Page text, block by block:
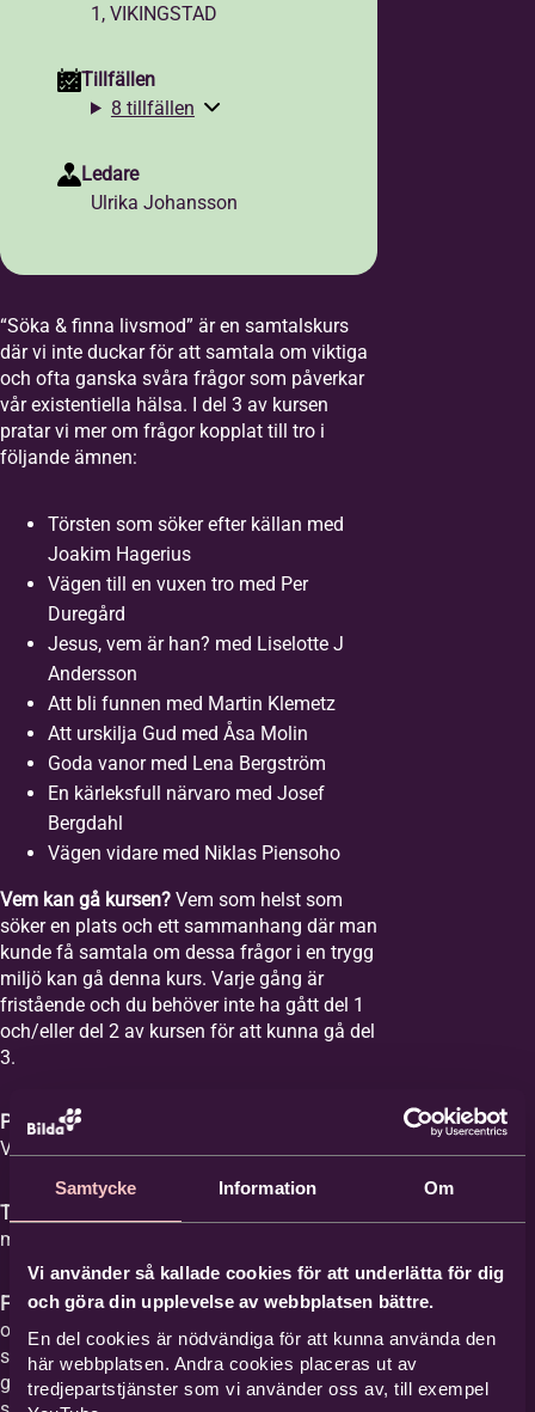
Samtycke Information Om
Vi använder så kallade cookies för att underlätta för dig
och göra din upplevelse av webbplatsen bättre.
En del cookies är nödvändiga för att kunna använda den
här webbplatsen. Andra cookies placeras ut av
tredjepartstjänster som vi använder oss av, till exempel
1, VIKINGSTAD
Tillfällen
8 tillfällen
Ledare
Ulrika Johansson
“Söka & finna livsmod” är en samtalskurs
där vi inte duckar för att samtala om viktiga
och ofta ganska svåra frågor som påverkar
vår existentiella hälsa. I del 3 av kursen
pratar vi mer om frågor kopplat till tro i
följande ämnen:
Törsten som söker efter källan med
Joakim Hagerius
Vägen till en vuxen tro med Per
Duregård
Jesus, vem är han? med Liselotte J
Andersson
Att bli funnen med Martin Klemetz
Att urskilja Gud med Åsa Molin
Goda vanor med Lena Bergström
En kärleksfull närvaro med Josef
Bergdahl
Vägen vidare med Niklas Piensoho
Vem kan gå kursen? Vem som helst som
söker en plats och ett sammanhang där man
kunde få samtala om dessa frågor i en trygg
miljö kan gå denna kurs. Varje gång är
fristående och du behöver inte ha gått del 1
och/eller del 2 av kursen för att kunna gå del
3.
Plats:Equmeniakyrkan Vikingstad,
Våghusgatan 1
Tid:
med start tisdagen den 1 september 2026.
Film med samtal:Varje gång har ett ämne
och vi tittar på en film med ett förinspelat
samtal mellan Britta Hermansson och en
gäst där deras erfarenheter och berättelser